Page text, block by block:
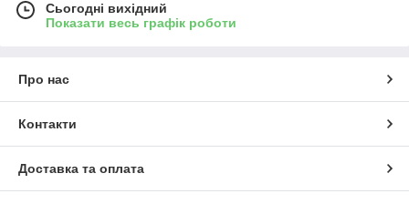
Сьогодні вихідний
Показати весь графік роботи
Про нас
Контакти
Доставка та оплата